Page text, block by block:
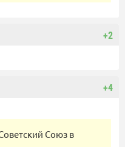
+2
+4
Союз в